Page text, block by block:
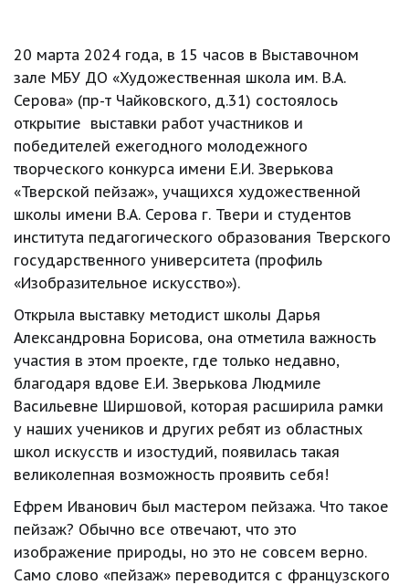
20 марта 2024 года, в 15 часов в Выставочном
зале МБУ ДО «Художественная школа им. В.А.
Серова» (пр-т Чайковского, д.31) состоялось
открытие  выставки работ участников и
победителей ежегодного молодежного
творческого конкурса имени Е.И. Зверькова
«Тверской пейзаж», учащихся художественной
школы имени В.А. Серова г. Твери и студентов
института педагогического образования Тверского
государственного университета (профиль
«Изобразительное искусство»).
Открыла выставку методист школы Дарья
Александровна Борисова, она отметила важность
участия в этом проекте, где только недавно,
благодаря вдове Е.И. Зверькова Людмиле
Васильевне Ширшовой, которая расширила рамки
у наших учеников и других ребят из областных
школ искусств и изостудий, появилась такая
великолепная возможность проявить себя!
Ефрем Иванович был мастером пейзажа. Что такое
пейзаж? Обычно все отвечают, что это
изображение природы, но это не совсем верно.
Само слово «пейзаж» переводится с французского